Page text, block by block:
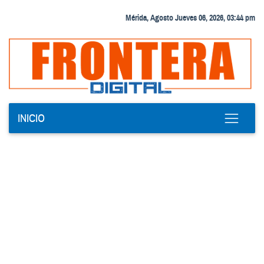
Mérida, Agosto Jueves 06, 2026, 03:44 pm
INICIO